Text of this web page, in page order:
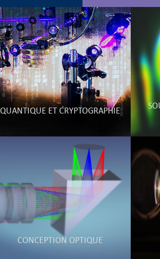
QUANTIQUE ET CRYPTOGRAPHIE
CONCEPTION OPTIQUE